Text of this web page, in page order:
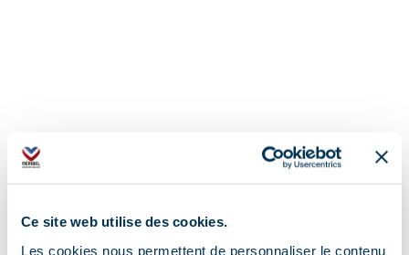
Ce site web utilise des cookies.
Les cookies nous permettent de personnaliser le contenu